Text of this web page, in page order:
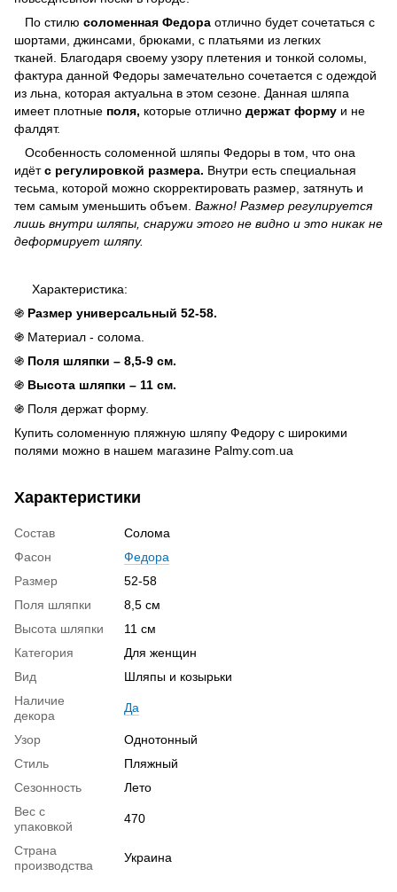
По стилю соломенная Федора отлично будет сочетаться с
шортами, джинсами, брюками, с платьями из легких
тканей. Благодаря своему узору плетения и тонкой соломы,
фактура данной Федоры замечательно сочетается с одеждой
из льна, которая актуальна в этом сезоне. Данная шляпа
имеет плотные поля, которые отлично держат форму и не
фалдят.
Особенность соломенной шляпы Федоры в том, что она
идётс регулировкой размера. Внутри есть специальная
тесьма, которой можно скорректировать размер, затянуть и
тем самым уменьшить объем. Важно! Размер регулируется
лишь внутри шляпы, снаружи этого не видно и это никак не
деформирует шляпу.
Характеристика:
֍ Размер универсальный 52-58.
֍ Материал - солома.
֍ Поля шляпки – 8,5-9 см.
֍ Высота шляпки – 11 см.
֍ Поля держат форму.
Купить соломенную пляжную шляпу Федору с широкими
полями можно в нашем магазине Palmy.com.ua
Характеристики
Состав
Солома
Фасон
Федора
Размер
52-58
Поля шляпки
8,5 см
Высота шляпки
11 см
Категория
Для женщин
Вид
Шляпы и козырьки
Наличие
декора
Да
Узор
Однотонный
Стиль
Пляжный
Сезонность
Лето
Вес с
упаковкой
470
Страна
производства
Украина